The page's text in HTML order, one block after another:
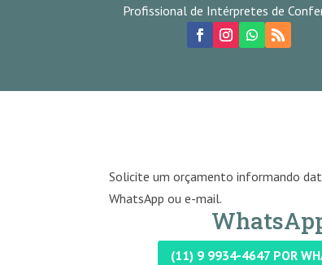
Profissional de Intérpretes de
Solicite um orçamento informando
WhatsApp ou e-mail.
(11) 9 9934-4647 POR